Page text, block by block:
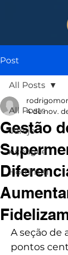
Post
All Posts
Varejo
Açougue
Hortifruti
All Posts
Gestão
4 de nov.
A seção de
pontos